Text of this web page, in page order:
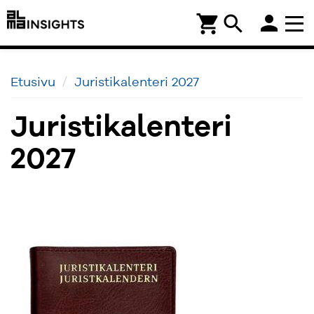
search
shopping_cart person
Etusivu Juristikalenteri 2027
Juristikalenteri
2027